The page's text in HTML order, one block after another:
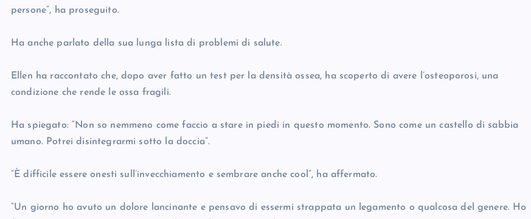
persone”, ha proseguito.
Ha anche parlato della sua lunga lista di problemi di salute.
Ellen ha raccontato che, dopo aver fatto un test per la densità ossea, ha scoperto di avere l’osteoporosi, una
condizione che rende le ossa fragili.
Ha spiegato: “Non so nemmeno come faccio a stare in piedi in questo momento. Sono come un castello di sabbia
umano. Potrei disintegrarmi sotto la doccia”.
“È difficile essere onesti sull’invecchiamento e sembrare anche cool”, ha affermato.
“Un giorno ho avuto un dolore lancinante e pensavo di essermi strappata un legamento o qualcosa del genere. Ho